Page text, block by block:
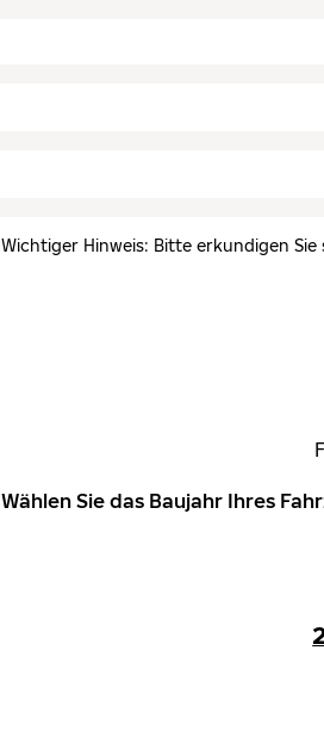
Wichtiger Hinweis: Bitte erkundigen
Wählen Sie das Baujahr Ihres